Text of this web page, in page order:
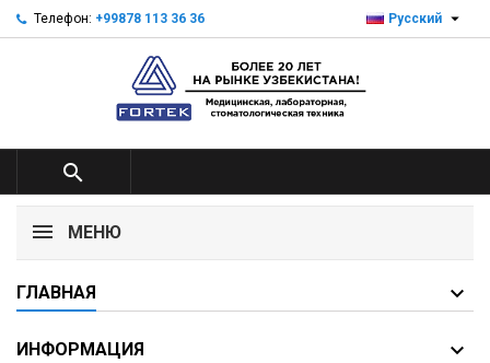
Телефон: +99878 113 36 36 Русский 

МЕНЮ
ГЛАВНАЯ
ИНФОРМАЦИЯ